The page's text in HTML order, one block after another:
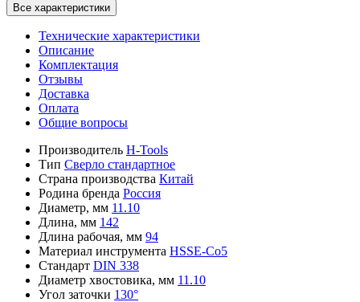
Все характеристики
Технические характеристики
Описание
Комплектация
Отзывы
Доставка
Оплата
Общие вопросы
Производитель H-Tools
Тип Сверло стандартное
Страна производства Китай
Родина бренда Россия
Диаметр, мм 11.10
Длина, мм 142
Длина рабочая, мм 94
Материал инструмента HSSE-Co5
Стандарт DIN 338
Диаметр хвостовика, мм 11.10
Угол заточки 130°